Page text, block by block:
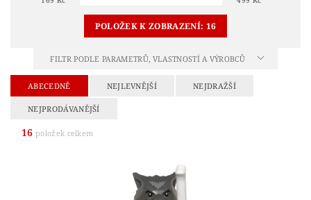
POLOŽEK K ZOBRAZENÍ: 16
FILTR PODLE PARAMETRŮ, VLASTNOSTÍ A VÝROBCŮ
ABECEDNĚ NEJLEVNĚJŠÍ NEJDRAŽŠÍ
NEJPRODÁVANĚJŠÍ
16 položek celkem